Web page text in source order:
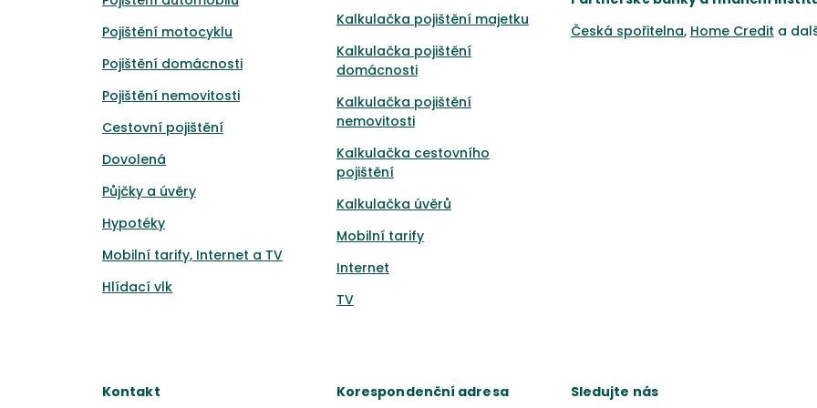
Pojištění motocyklu
Pojištění domácnosti
Pojištění nemovitosti
Cestovní pojištění
Dovolená
Půjčky a úvěry
Hypotéky
Mobilní tarify, Internet a TV
Hlídací vlk
Kalkulačka pojištění majetku
Kalkulačka pojištění
domácnosti
Kalkulačka pojištění
nemovitosti
Kalkulačka cestovního
pojištění
Kalkulačka úvěrů
Mobilní tarify
Internet
TV
Česká spořitelna, Home Credit a
Kontakt Korespondenční adresa Sledujte nás